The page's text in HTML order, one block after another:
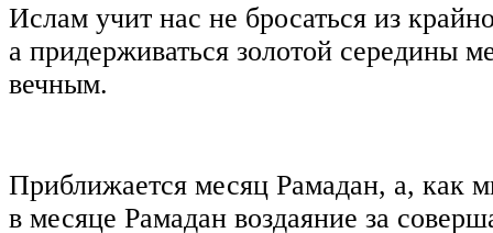
Ислам учит нас не бросаться из
а придерживаться золотой середины
вечным.
Приближается месяц Рамадан, а, как
в месяце Рамадан воздаяние за